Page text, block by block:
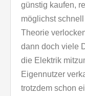
günstig kaufen,
möglichst
Theorie
dann doch viele
die Elektrik
Eigennutzer
trotzdem schon